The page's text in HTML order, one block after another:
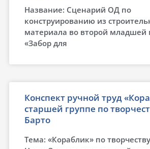
Название: Сценарий ОД по
конструированию из
материала во второй младшей
«Забор для
Конспект ручной труд
старшей группе по
Барто
Тема: «Кораблик» по